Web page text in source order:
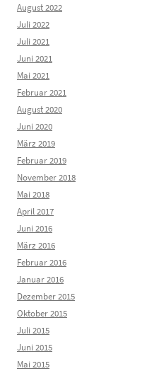
August 2022
Juli 2022
Juli 2021
Juni 2021
Mai 2021
Februar 2021
August 2020
Juni 2020
März 2019
Februar 2019
November 2018
Mai 2018
April 2017
Juni 2016
März 2016
Februar 2016
Januar 2016
Dezember 2015
Oktober 2015
Juli 2015
Juni 2015
Mai 2015